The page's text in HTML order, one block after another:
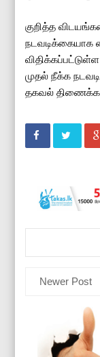
குறித்த
நடவடிக்கையாக
முதல் நீக்க
தகவல்
Newer Post